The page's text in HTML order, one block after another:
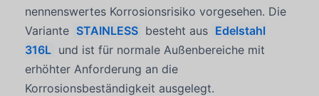
nennenswertes Korrosionsrisiko vorgesehen. Die
Variante STAINLESS besteht aus Edelstahl
316L und ist für normale Außenbereiche mit
erhöhter Anforderung an die
Korrosionsbeständigkeit ausgelegt.